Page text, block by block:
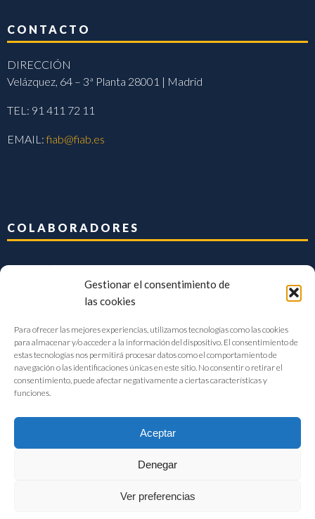
Gestionar el consentimiento de
las cookies
Para ofrecer las mejores experiencias, utilizamos tecnologías como las cookies
para almacenar y/o acceder a la información del dispositivo. El consentimiento de
estas tecnologías nos permitirá procesar datos como el comportamiento de
navegación o las identificaciones únicas en este sitio. No consentir o retirar el
consentimiento, puede afectar negativamente a ciertas características y
funciones.
Aceptar
Denegar
Ver preferencias
CONTACTO
DIRECCIÓN
Velázquez, 64 – 3ª Planta 28001 | Madrid
TEL: 91 411 72 11
EMAIL:fiab@fiab.es
COLABORADORES
FIAB Federación Española de Industrias de la Alimentación y Bebidas